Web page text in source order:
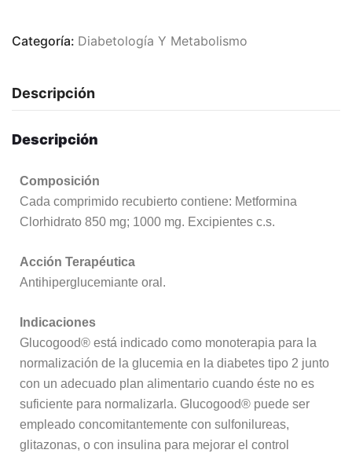
Categoría: Diabetología Y Metabolismo
Descripción
Descripción
Composición
Cada comprimido recubierto contiene: Metformina
Clorhidrato 850 mg; 1000 mg. Excipientes c.s.
Acción Terapéutica
Antihiperglucemiante oral.
Indicaciones
Glucogood® está indicado como monoterapia para la
normalización de la glucemia en la diabetes tipo 2 junto
con un adecuado plan alimentario cuando éste no es
suficiente para normalizarla. Glucogood® puede ser
empleado concomitantemente con sulfonilureas,
glitazonas, o con insulina para mejorar el control